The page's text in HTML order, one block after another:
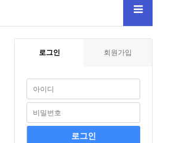
로그인 회원가입